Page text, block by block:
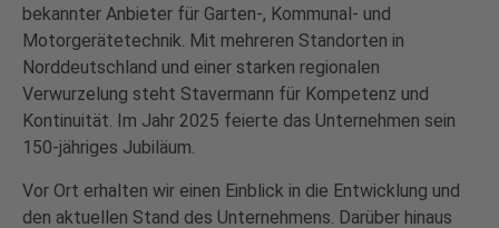
bekannter Anbieter für Garten-, Kommunal- und
Motorgerätetechnik. Mit mehreren Standorten in
Norddeutschland und einer starken regionalen
Verwurzelung steht Stavermann für Kompetenz und
Kontinuität. Im Jahr 2025 feierte das Unternehmen sein
150-jähriges Jubiläum.
Vor Ort erhalten wir einen Einblick in die Entwicklung und
den aktuellen Stand des Unternehmens. Darüber hinaus